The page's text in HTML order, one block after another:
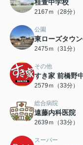
桂萱中学校
2167ｍ（28分）
公園
東ローズタウ
2475ｍ（31分）
その他
すき家 前橋野
2579ｍ（33分）
総合病院
遠藤内科医院
2639ｍ（33分）
スーパー